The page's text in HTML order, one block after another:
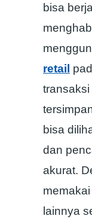
bisa
retail
bisa
dan
akurat.
lainnya